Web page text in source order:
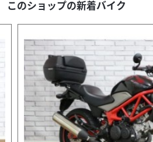
このショップの新着バイク